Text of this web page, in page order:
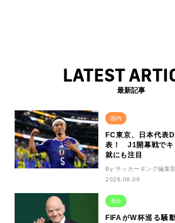
LATEST
最新記事
国内
FC東京、日本代表
表！ J1開幕戦でキ
就にも注目
By サッカーキング編集
2026.08.06
海外
FIFAがW杯巡る騒